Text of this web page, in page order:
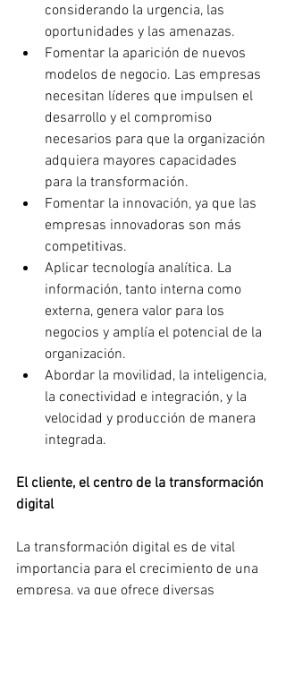
considerando la urgencia, las
oportunidades y las amenazas.
Fomentar la aparición de nuevos
modelos de negocio. Las empresas
necesitan líderes que impulsen el
desarrollo y el compromiso
necesarios para que la organización
adquiera mayores capacidades
para la transformación.
Fomentar la innovación, ya que las
empresas innovadoras son más
competitivas.
Aplicar tecnología analítica. La
información, tanto interna como
externa, genera valor para los
negocios y amplía el potencial de la
organización.
Abordar la movilidad, la inteligencia,
la conectividad e integración, y la
velocidad y producción de manera
integrada.
El cliente, el centro de la transformación
digital
La transformación digital es de vital
importancia para el crecimiento de una
empresa, ya que ofrece diversas